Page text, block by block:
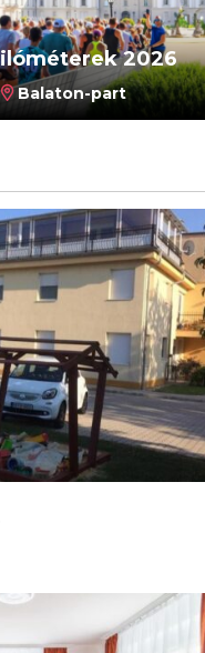
2026
Balaton-part